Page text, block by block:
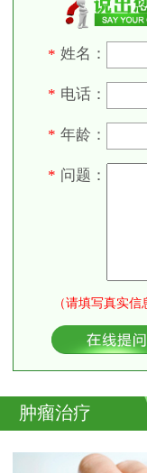
* 姓名：
* 电话：
* 年龄：
* 问题：
（请填写真实
肿瘤治疗